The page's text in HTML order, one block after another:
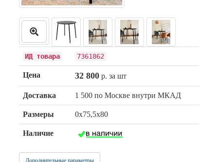
ИД товара 7361862
Цена 32 800р. за шт
Доставка 1 500 по Москве внутри МКАД
Размеры 0х75,5х80
Наличие
Дополнительные параметры